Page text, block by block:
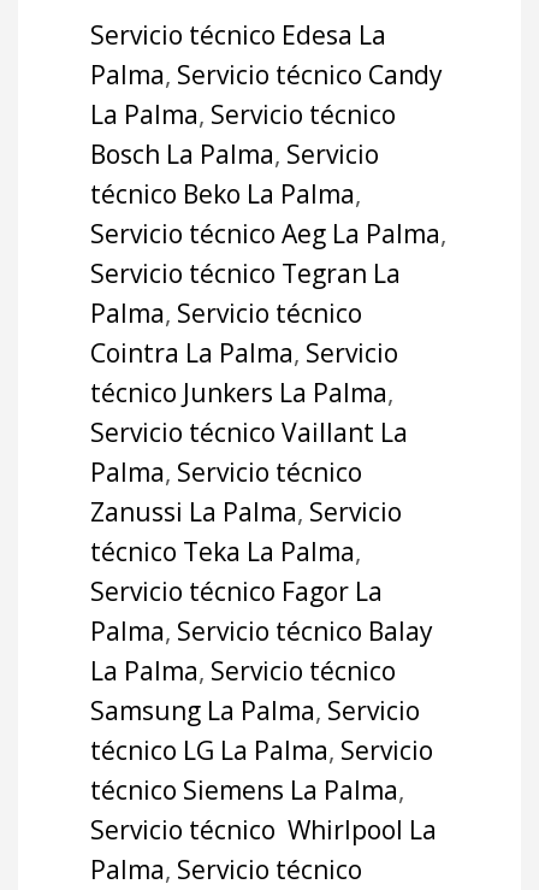
Servicio técnico Edesa La
Palma, Servicio técnico Candy
La Palma, Servicio técnico
Bosch La Palma, Servicio
técnico Beko La Palma,
Servicio técnico Aeg La Palma,
Servicio técnico Tegran La
Palma, Servicio técnico
Cointra La Palma, Servicio
técnico Junkers La Palma,
Servicio técnico Vaillant La
Palma, Servicio técnico
Zanussi La Palma, Servicio
técnico Teka La Palma,
Servicio técnico Fagor La
Palma, Servicio técnico Balay
La Palma, Servicio técnico
Samsung La Palma, Servicio
técnico LG La Palma, Servicio
técnico Siemens La Palma,
Servicio técnico Whirlpool La
Palma, Servicio técnico